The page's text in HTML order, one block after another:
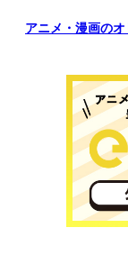
アニメ・漫画の